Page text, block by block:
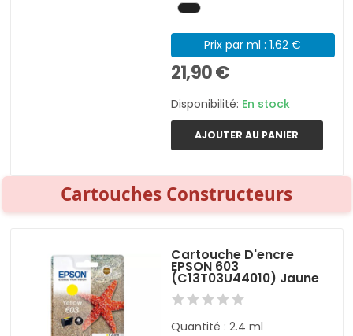
Prix par ml : 1.62 €
21,90 €
Disponibilité: En stock
AJOUTER AU PANIER
Cartouches Constructeurs
Cartouche D'encre
EPSON 603
(C13T03U44010) Jaune
Quantité : 2.4 ml